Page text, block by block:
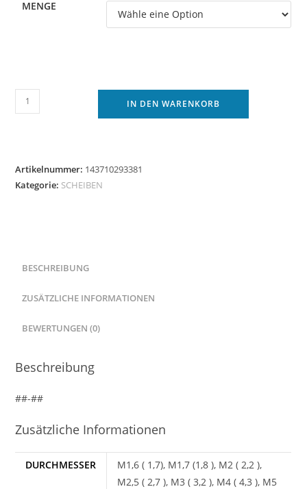
MENGE
Unterlegscheiben
VA
mm
Edelstahl
Menge
IN DEN WARENKORB
Artikelnummer: 143710293381
Kategorie: SCHEIBEN
BESCHREIBUNG
ZUSÄTZLICHE INFORMATIONEN
BEWERTUNGEN (0)
Beschreibung
##-##
Zusätzliche Informationen
DURCHMESSER
M1,6 ( 1,7), M1,7 (1,8 ), M2 ( 2,2 ),
M2,5 ( 2,7 ), M3 ( 3,2 ), M4 ( 4,3 ), M5